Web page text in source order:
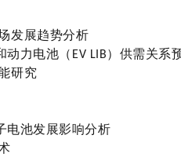
发展趋势分析
动力电池 （ EV LIB）供需关系
研究
电池发展影响分析